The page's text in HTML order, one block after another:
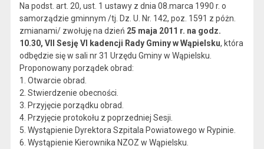
Na podst. art. 20, ust. 1 ustawy z dnia 08.marca 1990 r. o
samorządzie gminnym /tj. Dz. U. Nr. 142, poz. 1591 z póżn.
zmianami/ zwołuję na dzień 25 maja 2011 r. na godz.
10.30, VII Sesję VI kadencji Rady Gminy w Wąpielsku, która
odbędzie się w sali nr 31 Urzędu Gminy w Wąpielsku.
Proponowany porządek obrad:
1. Otwarcie obrad.
2. Stwierdzenie obecności.
3. Przyjęcie porządku obrad.
4. Przyjęcie protokołu z poprzedniej Sesji.
5. Wystąpienie Dyrektora Szpitala Powiatowego w Rypinie.
6. Wystąpienie Kierownika NZOZ w Wąpielsku.